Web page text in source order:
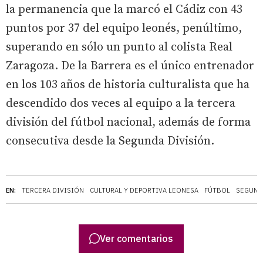
EN: TERCERA DIVISIÓN CULTURAL Y DEPORTIVA LEONESA FÚTBOL
la permanencia que la marcó el Cádiz con 43
puntos por 37 del equipo leonés, penúltimo,
superando en sólo un punto al colista Real
Zaragoza. De la Barrera es el único entrenador
en los 103 años de historia culturalista que ha
descendido dos veces al equipo a la tercera
división del fútbol nacional, además de forma
consecutiva desde la Segunda División.
Ver comentarios